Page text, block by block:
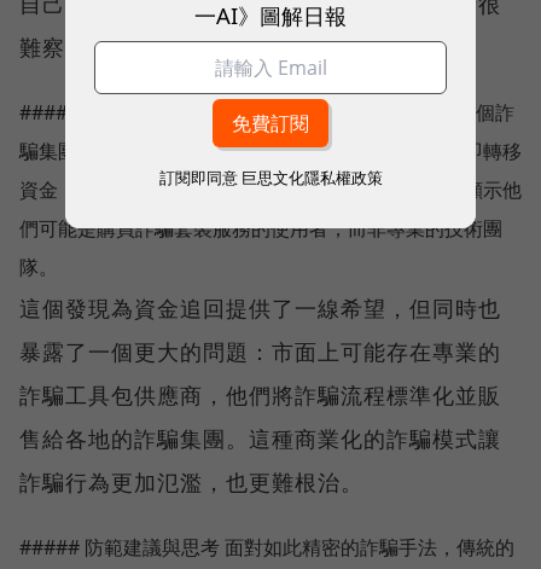
難察覺自己正在被詐騙。
##### 區塊鏈追蹤發現 透過區塊鏈分析，我們發現這個詐
騙集團相對缺乏專業經驗。詐騙成功後，他們並未立即轉移
資金，詐騙者的帳戶中仍有約 8,000 美金未轉走。這顯示他
們可能是購買詐騙套裝服務的使用者，而非專業的技術團
隊。
這個發現為資金追回提供了一線希望，但同時也
暴露了一個更大的問題：市面上可能存在專業的
詐騙工具包供應商，他們將詐騙流程標準化並販
售給各地的詐騙集團。這種商業化的詐騙模式讓
詐騙行為更加氾濫，也更難根治。
##### 防範建議與思考 面對如此精密的詐騙手法，傳統的
一AI》圖解日報
訂閱即同意 巨思文化隱私權政策